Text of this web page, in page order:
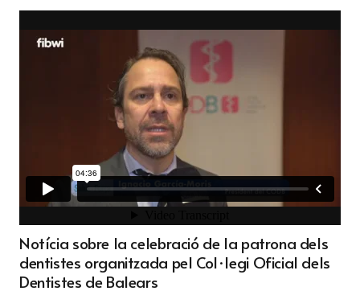
Notícia sobre la celebració de la patrona dels
dentistes organitzada pel Col·legi Oficial dels
Dentistes de Balears